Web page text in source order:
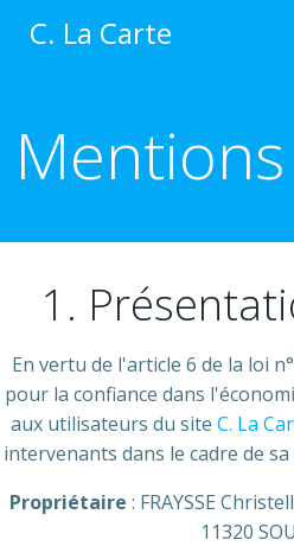
C. La Carte
1.
En vertu de l'article 6 de la loi
pour la confiance dans
aux utilisateurs du site C. La
intervenants dans le cadre de
Propriétaire : FRAYSSE
11320